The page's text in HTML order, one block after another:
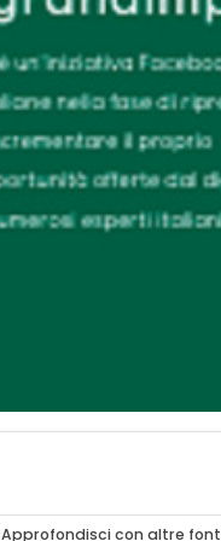
Approfondisci con altre